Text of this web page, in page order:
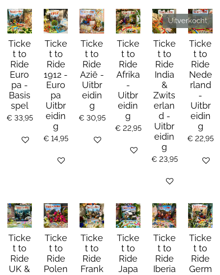
Ticke
t to
Ride
Euro
pa -
Basis
spel
€ 33,95
Bekijk details
Ticke
t to
Ride
1912 -
Euro
pa
Uitbr
eidin
g
€ 14,95
Bekijk details
Ticke
t to
Ride
Azië -
Uitbr
eidin
g
€ 30,95
Bekijk details
Ticke
t to
Ride
Afrika
-
Uitbr
eidin
g
€ 22,95
Bekijk details
Ticke
t to
Ride
India
&
Zwits
erlan
d -
Uitbr
eidin
g
€ 23,95
Bekijk details
Uitverkocht
Ticke
t to
Ride
Nede
rland
-
Uitbr
eidin
g
€ 22,95
Houd
Ticke
t to
Ride
UK &
Ticke
t to
Ride
Polen
Ticke
t to
Ride
Frank
Ticke
t to
Ride
Japa
Ticke
t to
Ride
Iberia
Ticke
t to
Ride
Germ